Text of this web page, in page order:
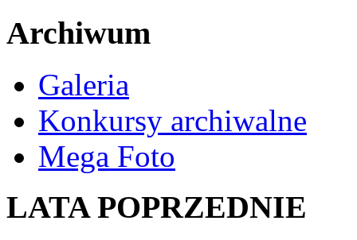
Archiwum
Galeria
Konkursy archiwalne
Mega Foto
LATA POPRZEDNIE